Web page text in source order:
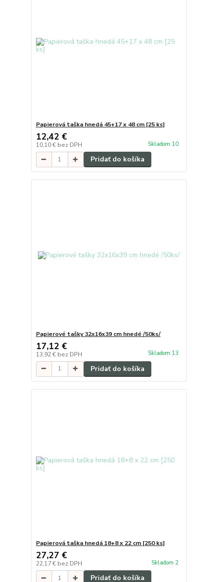
Papierová taška hnedá 45+17 x 48 cm [25 ks]
12,42 €
10,10 € bez DPH Skladom 10
Pridať do košíka
Papierové tašky 32x16x39 cm hnedé /50ks/
17,12 €
13,92 € bez DPH Skladom 13
Pridať do košíka
Papierová taška hnedá 18+8 x 22 cm [250 ks]
27,27 €
22,17 € bez DPH Skladom 2
Pridať do košíka